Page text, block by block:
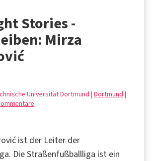
Stories -
Mirza
Universität Dortmund | Dortmund |
ist der Leiter der
Die Straßenfußballliga ist ein